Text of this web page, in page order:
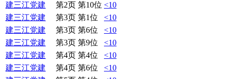
建三江党建
第2页 第10位 <10
建三江党建
第3页 第1位
<10
建三江党建
第3页 第6位
<10
建三江党建
第3页 第9位
<10
建三江党建
第4页 第4位
<10
建三江党建
第4页 第6位
<10